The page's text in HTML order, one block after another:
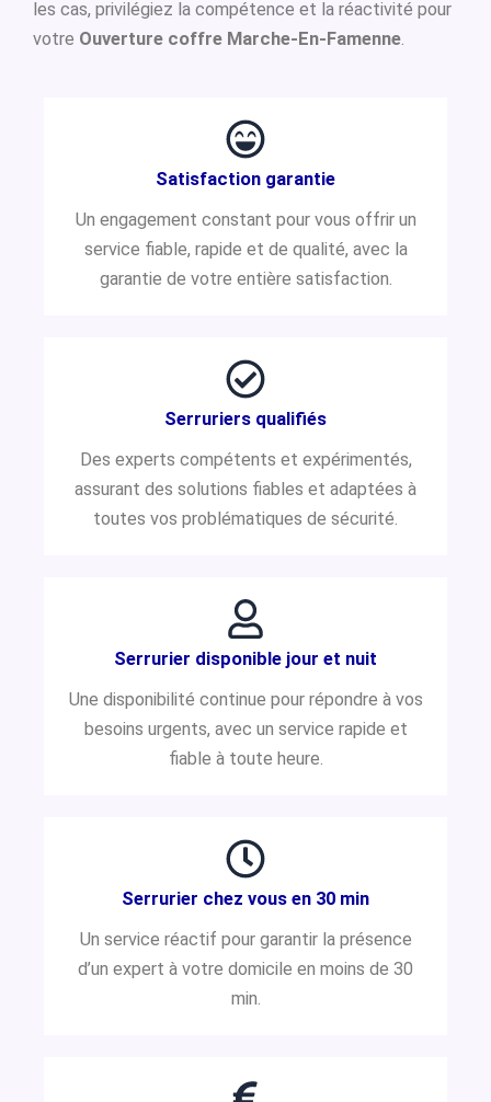
les cas, privilégiez la compétence et la réactivité pour
votre Ouverture coffre Marche-En-Famenne.
Satisfaction garantie
Un engagement constant pour vous offrir un
service fiable, rapide et de qualité, avec la
garantie de votre entière satisfaction.
Serruriers qualifiés
Des experts compétents et expérimentés,
assurant des solutions fiables et adaptées à
toutes vos problématiques de sécurité.
Serrurier disponible jour et nuit
Une disponibilité continue pour répondre à vos
besoins urgents, avec un service rapide et
fiable à toute heure.
Serrurier chez vous en 30 min
Un service réactif pour garantir la présence
d’un expert à votre domicile en moins de 30
min.